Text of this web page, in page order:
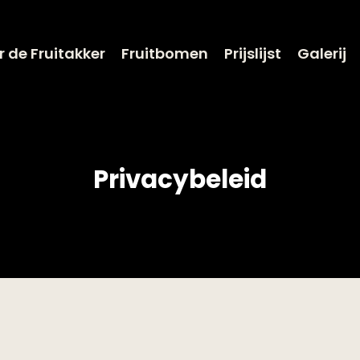
de Fruitakker Fruitbomen Prijslijst Galerij
Privacybeleid